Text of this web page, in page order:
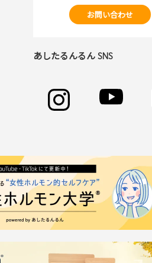
お問い合わせ
あしたるんるん SNS